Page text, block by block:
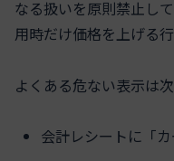
なる扱いを原則禁止し
用時だけ価格を上げる行
よくある危ない表示は
会計レシートに「カ